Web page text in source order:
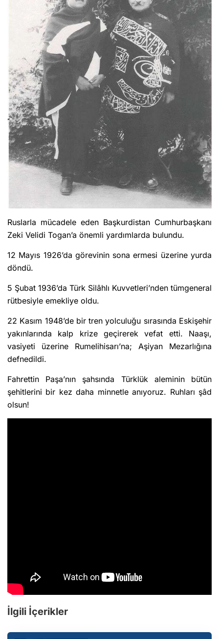
Ruslarla mücadele eden Başkurdistan Cumhurbaşkanı
Zeki Velidi Togan’a önemli yardımlarda bulundu.
12 Mayıs 1926’da görevinin sona ermesi üzerine yurda
döndü.
5 Şubat 1936’da Türk Silâhlı Kuvvetleri’nden tümgeneral
rütbesiyle emekliye oldu.
22 Kasım 1948’de bir tren yolculuğu sırasında Eskişehir
yakınlarında kalp krize geçirerek vefat etti. Naaşı,
vasiyeti üzerine Rumelihisarı’na; Aşiyan Mezarlığına
defnedildi.
Fahrettin Paşa’nın şahsında Türklük aleminin bütün
şehitlerini bir kez daha minnetle anıyoruz. Ruhları şâd
olsun!
İlgili İçerikler